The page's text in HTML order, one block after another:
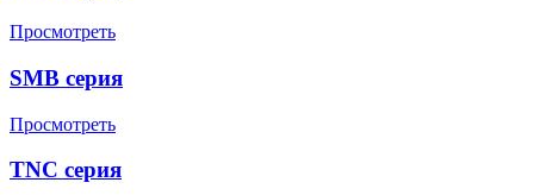
Просмотреть
SMB серия
Просмотреть
TNC серия